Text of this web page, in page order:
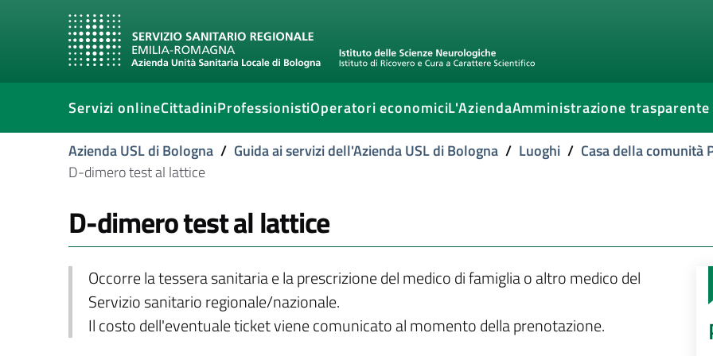
Servizi onlineCittadiniProfessionistiOperatori economiciL'AziendaAmministrazione trasparente
Azienda USL di Bologna / Guida ai servizi dell'Azienda USL di Bologna / Luoghi / Casa della comunità
D-dimero test al lattice
D-dimero test al lattice
Occorre la tessera sanitaria e la prescrizione del medico di famiglia o altro medico del
Servizio sanitario regionale/nazionale.
Il costo dell'eventuale ticket viene comunicato al momento della prenotazione.